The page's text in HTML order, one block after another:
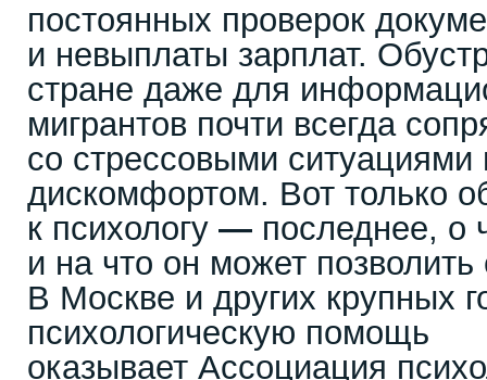
постоянных проверок
и невыплаты зарплат.
стране даже для
мигрантов почти всегда
со стрессовыми ситуациями
дискомфортом. Вот только
к психологу — последнее, о
и на что он может позволить
В Москве и других крупных
психологическую помощь
оказывает Ассоциация